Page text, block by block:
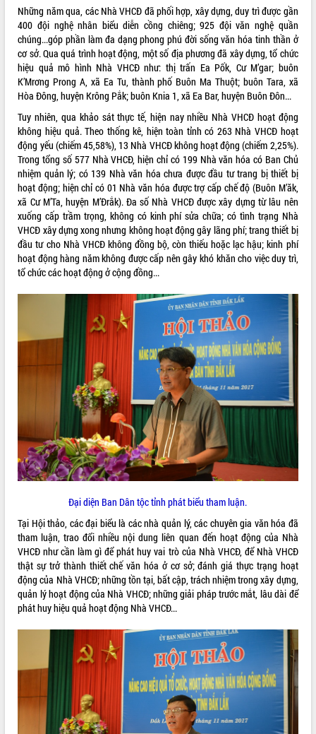
Lễ truy tặng danh hiệu “Bà Mẹ Việt
Nam Anh hùng” và trao Huân chương
Lao động
UBND tỉnh Đắk Lắk triển khai nhiệm
vụ 6 tháng cuối năm 2026
Kỳ họp thứ Hai, Hội đồng nhân dân
tỉnh khóa XI quyết nghị nhiều nội dung
quan trọng
Bí thư Tỉnh ủy Lương Nguyễn Minh
Triết thăm, tặng quà người có công với
cách mạng
Rà soát, hoàn thiện hệ thống thiết chế
văn hóa, thể thao đáp ứng yêu cầu
phát triển mới
Thường trực HĐND tỉnh Đắk Lắk gặp
mặt Đoàn chuyên gia y tế TP. Hồ Chí
Minh
Lễ truy điệu và an táng hài cốt liệt sĩ
Bàn giải pháp tháo gỡ khó khăn trong
xuất khẩu sầu riêng và triển khai quy
Thứ trưởng Bộ Nông nghiệp và Môi
trường Nguyễn Hoàng Hiệp khảo sát
vùng trồng và doanh nghiệp đóng gói
sầu riêng tại Đắk Lắk
Trình diễn nghệ thuật chế biến các
món ăn từ sầu riêng
Đắk Lắk công bố Quy hoạch và xúc
tiến đầu tư tỉnh
Ngành cá ngừ Đắk Lắk chủ động thích
ứng để giữ vững thị trường xuất khẩu
Diễn đàn Kinh tế tư nhân Việt Nam đột
phá cơ chế - Hợp tác công tư
Đề án 06 tạo bước ngoặt đột phá trong
cải cách hành chính tỉnh Đắk Lắk
Kết nối tour, đẩy mạnh chuyển đổi số
để phát triển du lịch Đắk Lắk
Khởi động Dự án Đầu tư xây dựng hạ
tầng kỹ thuật Cụm công nghiệp Tân
Gặp mặt các cơ quan báo chí nhân Kỷ
niệm 101 năm Ngày Báo chí Cách
mạng Việt Nam
Đắk Lắk sơ kết 4 năm triển khai thực
hiện Đề án 06 của Chính phủ
Họp báo thông tin về Hội nghị Công bố
ALBUM ẢNH
LIÊN KẾT WEB
THỐNG KÊ TRUY CẬP
66085439
Những năm qua, các Nhà VHCĐ đã phối hợp, xây dựng, duy trì được gần
400 đội nghệ nhân biểu diễn cồng chiêng; 925 đội văn nghệ quần
chúng...góp phần làm đa dạng phong phú đời sống văn hóa tinh thần ở
cơ sở. Qua quá trình hoạt động, một số địa phương đã xây dựng, tổ chức
hiệu quả mô hình Nhà VHCĐ như: thị trấn Ea Pốk, Cư M’gar; buôn
K’Mrơng Prong A, xã Ea Tu, thành phố Buôn Ma Thuột; buôn Tara, xã
Hòa Đông, huyện Krông Pắk; buôn Knia 1, xã Ea Bar, huyện Buôn Đôn...
Tuy nhiên, qua khảo sát thực tế, hiện nay nhiều Nhà VHCĐ hoạt động
không hiệu quả. Theo thống kê, hiện toàn tỉnh có 263 Nhà VHCĐ hoạt
động yếu (chiếm 45,58%), 13 Nhà VHCĐ không hoạt động (chiếm 2,25%).
Trong tổng số 577 Nhà VHCĐ, hiện chỉ có 199 Nhà văn hóa có Ban Chủ
nhiệm quản lý; có 139 Nhà văn hóa chưa được đầu tư trang bị thiết bị
hoạt động; hiện chỉ có 01 Nhà văn hóa được trợ cấp chế độ (Buôn M’ăk,
xã Cư M’Ta, huyện M’Đrắk). Đa số Nhà VHCĐ được xây dựng từ lâu nên
xuống cấp trầm trọng, không có kinh phí sửa chữa; có tình trạng Nhà
VHCĐ xây dựng xong nhưng không hoạt động gây lãng phí; trang thiết bị
đầu tư cho Nhà VHCĐ không đồng bộ, còn thiếu hoặc lạc hậu; kinh phí
hoạt động hàng năm không được cấp nên gây khó khăn cho việc duy trì,
tổ chức các hoạt động ở cộng đồng...
Đại diện Ban Dân tộc tỉnh phát biểu tham luận.
Tại Hội thảo, các đại biểu là các nhà quản lý, các chuyên gia văn hóa đã
tham luận, trao đổi nhiều nội dung liên quan đến hoạt động của Nhà
VHCĐ như cần làm gì để phát huy vai trò của Nhà VHCĐ, để Nhà VHCĐ
thật sự trở thành thiết chế văn hóa ở cơ sở; đánh giá thực trạng hoạt
động của Nhà VHCĐ; những tồn tại, bất cập, trách nhiệm trong xây dựng,
quản lý hoạt động của Nhà VHCĐ; những giải pháp trước mắt, lâu dài để
phát huy hiệu quả hoạt động Nhà VHCĐ...